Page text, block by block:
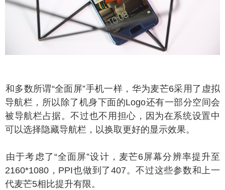
数所谓“全面屏”手机一样，华为麦芒6采用了虚拟
导航栏，所以除了机身下面的Logo还有一部分空间会
被导航栏占据。不过也不用担心，因为在系统设置中
可以选择隐藏导航栏，以换取更好的显示效果。
考虑了“全面屏”设计，麦芒6屏幕分辨率提升至
2160*1080，PPI也做到了407。不过这些参数和上一
代麦芒5相比提升有限。